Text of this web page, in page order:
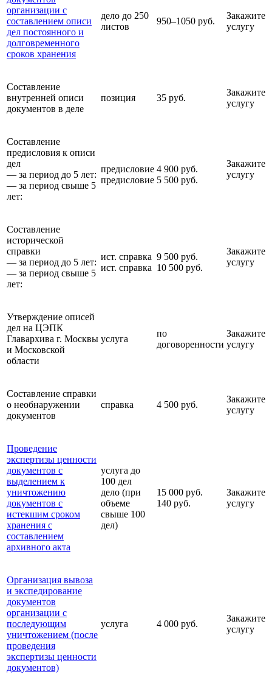
организации с
составлением описи
дел постоянного и
долговременного
сроков хранения
дело до 250
листов
950–1050 руб.
Закажите
услугу
Составление
внутренней описи
документов в деле
позиция 35 руб.
Закажите
услугу
Составление
предисловия к описи
дел
— за период до 5 лет:
— за период свыше 5
лет:
предисловие
предисловие
4 900 руб.
5 500 руб.
Закажите
услугу
Составление
исторической
справки
— за период до 5 лет:
— за период свыше 5
лет:
ист. справка
ист. справка
9 500 руб.
10 500 руб.
Закажите
услугу
Утверждение описей
дел на ЦЭПК
Главархива г. Москвы
и Московской
области
услуга
по
договоренности
Закажите
услугу
Составление справки
о необнаружении
документов
справка 4 500 руб.
Закажите
услугу
Проведение
экспертизы ценности
документов с
выделением к
уничтожению
документов с
истекшим сроком
хранения с
составлением
архивного акта
услуга до
100 дел
дело (при
объеме
свыше 100
дел)
15 000 руб.
140 руб.
Закажите
услугу
Организация вывоза
и экспедирование
документов
организации с
последующим
уничтожением (после
проведения
экспертизы ценности
документов)
услуга 4 000 руб.
Закажите
услугу